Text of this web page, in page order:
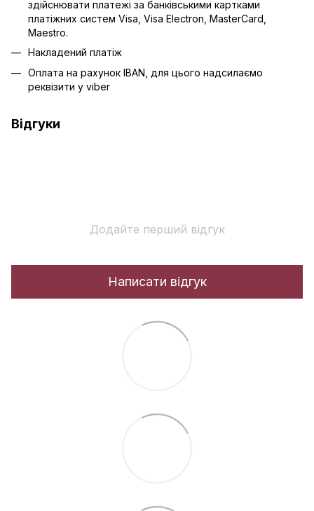
здійснювати платежі за банківськими картками
платіжних систем Visa, Visa Electron, MasterCard,
Maestro.
Накладений платіж
Оплата на рахунок IBAN, для цього надсилаємо
реквізити у viber
Відгуки
Додайте перший відгук
Написати відгук